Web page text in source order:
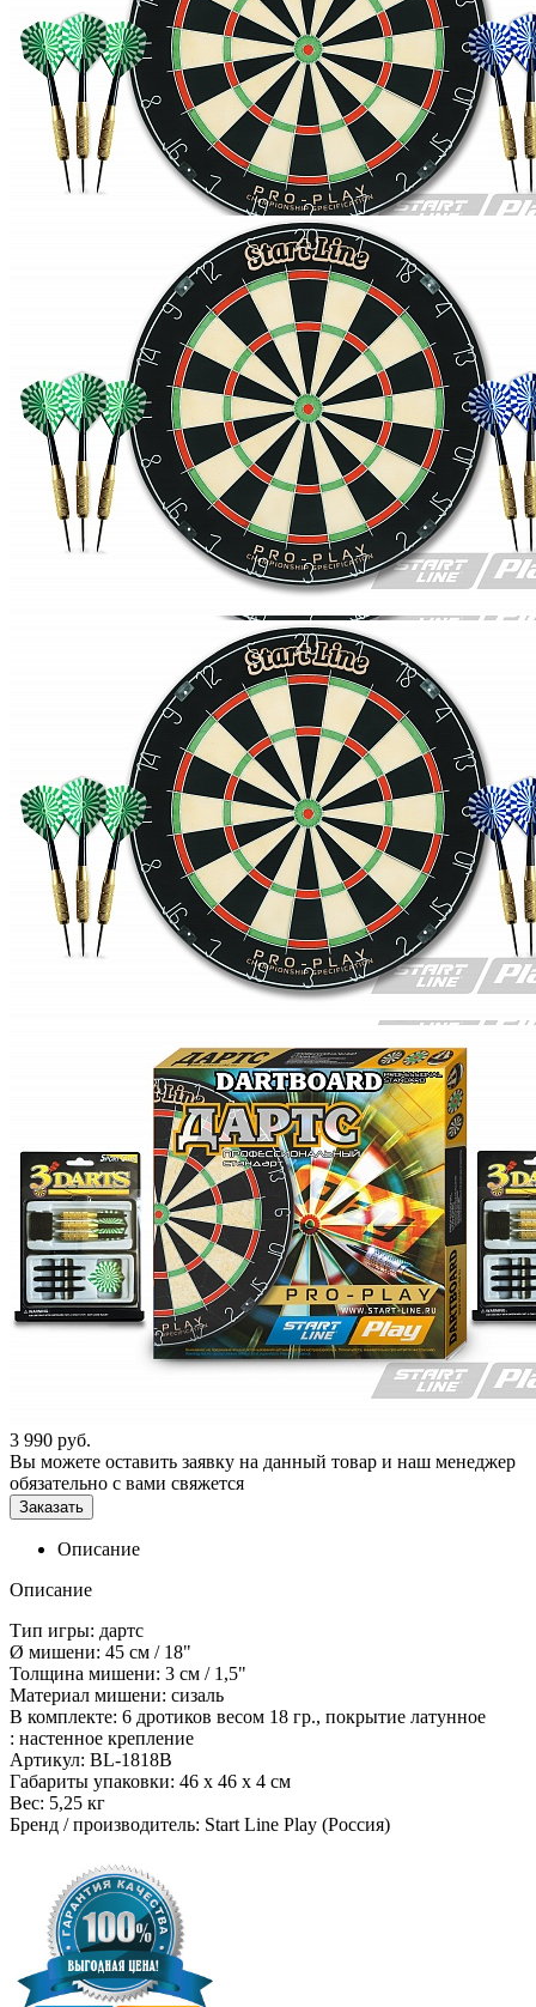
3 990 руб.
Вы можете оставить заявку на данный товар и наш менеджер
обязательно с вами свяжется
Заказать
Описание
Описание
Тип игры: дартс
Ø мишени: 45 см / 18"
Толщина мишени: 3 см / 1,5"
Материал мишени: сизаль
В комплекте: 6 дротиков весом 18 гр., покрытие латунное
: настенное крепление
Артикул: BL-1818B
Габариты упаковки: 46 x 46 x 4 см
Вес: 5,25 кг
Бренд / производитель: Start Line Play (Россия)